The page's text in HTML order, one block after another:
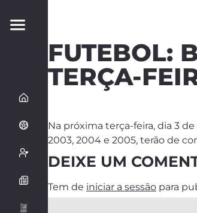
FUTEBOL:
TERÇA-
Na próxima terça-feira, dia 3
2003, 2004 e 2005, terão de
DEIXE UM
Tem de iniciar a sessão para